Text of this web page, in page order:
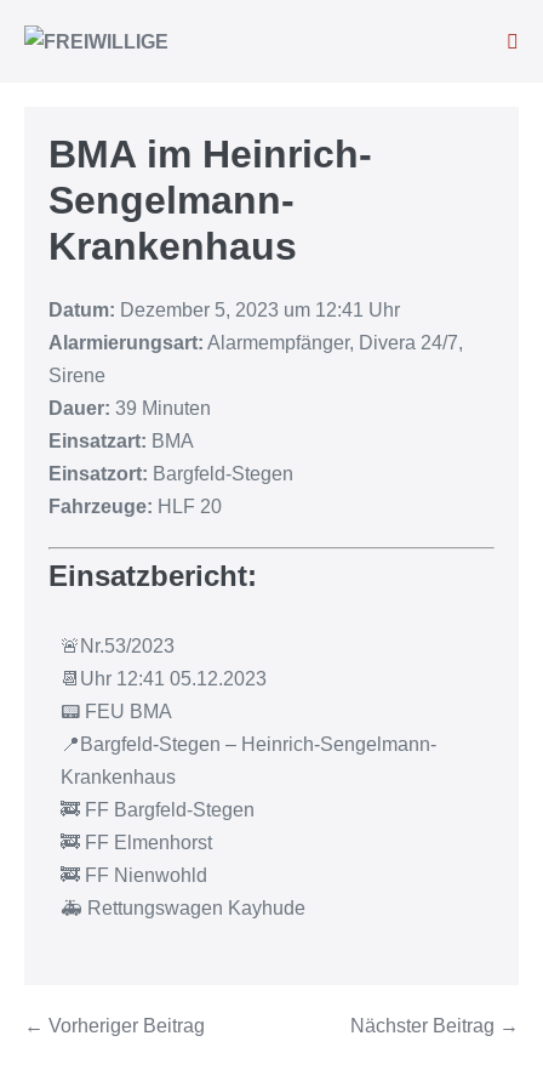
BMA im Heinrich-
Sengelmann-
Krankenhaus
Datum: Dezember 5, 2023 um 12:41 Uhr
Alarmierungsart: Alarmempfänger, Divera 24/7,
Sirene
Dauer: 39 Minuten
Einsatzart: BMA
Einsatzort: Bargfeld-Stegen
Fahrzeuge: HLF 20
Einsatzbericht:
🚨Nr.53/2023
📆Uhr 12:41 05.12.2023
📟 FEU BMA
📍Bargfeld-Stegen – Heinrich-Sengelmann-
Krankenhaus
🚒 FF Bargfeld-Stegen
🚒 FF Elmenhorst
🚒 FF Nienwohld
🚑 Rettungswagen Kayhude
← Vorheriger Beitrag Nächster Beitrag →